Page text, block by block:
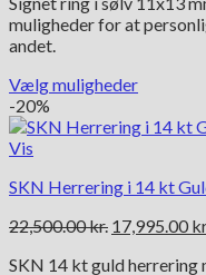
på
varesiden
pris
var:
pris
er:
muligheder for at
andet.
Vælg muligheder
Dette
vare
har
varianter.
kan
-20%
Vis
SKN Herrering i 14 kt
22,500.00kr. Den
pris
17,995.00
SKN 14 kt guld herrering